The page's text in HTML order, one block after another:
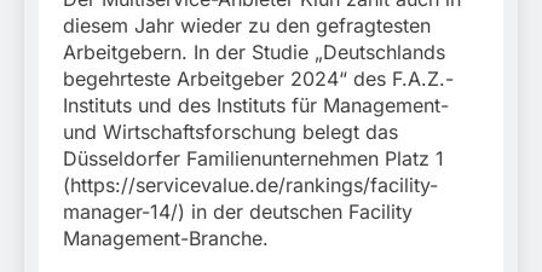
/ Bundespolizei ermittelt
wegen gefährlichen
Eingriffs in den
Bahnverkehr
Bundespolizeidirektion
München: Couragierte
Zeugen halten
Tatverdächtigen fest /
Mann nach Gleissturz
verletzt
5. August 2026
FW-M: Brand in
stillgelegtem
Bahngebäude
(Sendling)
5. August 2026
HZA-R: Zoll deckt auf:
Mehr als 17.000
Zigaretten in Fahrzeug
und Anhänger versteckt
4. August 2026
Bundespolizeidirektion
diesem Jahr wieder zu den gefragtesten
Arbeitgebern. In der Studie „Deutschlands
begehrteste Arbeitgeber 2024“ des F.A.Z.-
Instituts und des Instituts für Management-
und Wirtschaftsforschung belegt das
Düsseldorfer Familienunternehmen Platz 1
(https://servicevalue.de/rankings/facility-
manager-14/) in der deutschen Facility
Management-Branche.